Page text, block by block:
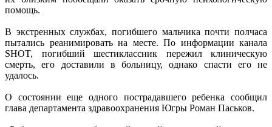
помощь.
В экстренных службах, погибшего мальчика почти полчаса
пытались реанимировать на месте. По информации канала
SHOT, погибший шестиклассник пережил клиническую
смерть, его доставили в больницу, однако спасти его не
удалось.
О состоянии еще одного пострадавшего ребенка сообщил
глава департамента здравоохранения Югры Роман Паськов.